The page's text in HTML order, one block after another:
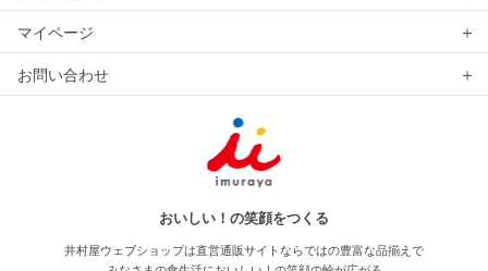
マイページ
お問い合わせ
おいしい！の笑顔をつくる
井村屋ウェブショップは直営通販サイトならではの豊富な品揃えで